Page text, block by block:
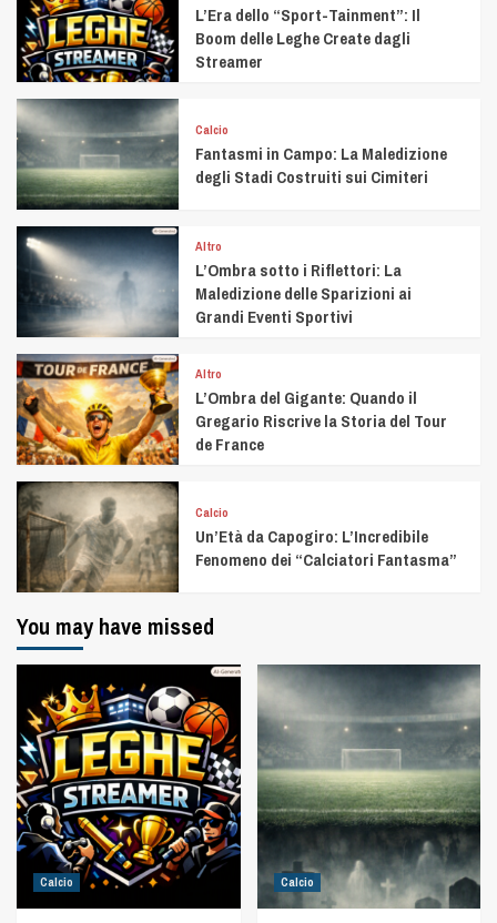
L’Era dello “Sport-Tainment”: Il
Boom delle Leghe Create dagli
Streamer
Calcio
Fantasmi in Campo: La Maledizione
degli Stadi Costruiti sui Cimiteri
Altro
L’Ombra sotto i Riflettori: La
Maledizione delle Sparizioni ai
Grandi Eventi Sportivi
Altro
L’Ombra del Gigante: Quando il
Gregario Riscrive la Storia del Tour
de France
Calcio
Un’Età da Capogiro: L’Incredibile
Fenomeno dei “Calciatori Fantasma”
You may have missed
Calcio Calcio